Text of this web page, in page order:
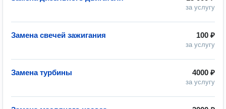
за услугу
100 ₽
за услугу
Замена свечей зажигания
4000 ₽
за услугу
Замена турбины